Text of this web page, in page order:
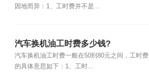
因地而异：1、工时费并不是...
汽车换机油工时费多少钱?
汽车换机油工时费一般在50到80元之间，工时费
的具体意思如下：1、工时...